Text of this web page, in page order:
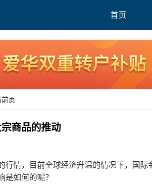
首页
前页
商品的推动
行情，目前全球经济升温的情况下，国
是如何的呢？